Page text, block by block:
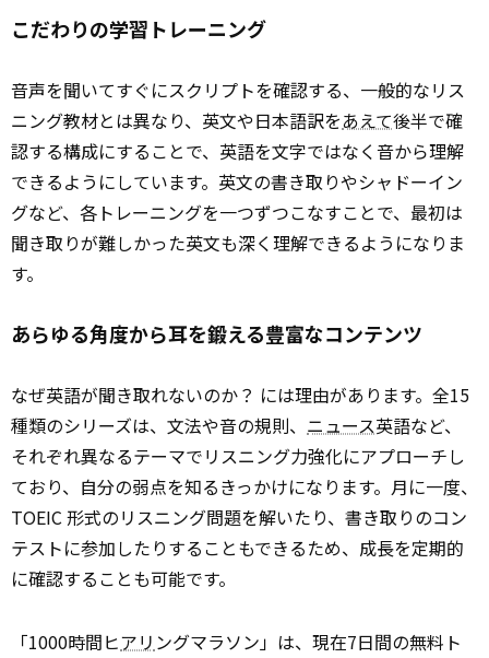
こだわりの学習トレーニング
音声を聞いてすぐにスクリプトを確認する、一般的なリス
ニング教材とは異なり、英文や日本語訳をあえて後半で確
認する構成にすることで、英語を文字ではなく音から理解
できるようにしています。英文の書き取りやシャドーイン
グなど、各トレーニングを一つずつこなすことで、最初は
聞き取りが難しかった英文も深く理解できるようになりま
す。
あらゆる角度から耳を鍛える豊富なコンテンツ
なぜ英語が聞き取れないのか？ には理由があります。全15
種類のシリーズは、文法や音の規則、 ニュース英語など、
それぞれ異なるテーマでリスニング力強化にアプローチし
ており、自分の弱点を知るきっかけになります。月に一度、
TOEIC 形式のリスニング問題を解いたり、書き取りのコン
テストに参加したりすることもできるため、成長を定期的
に確認することも可能です。
「1000時間ヒアリ ングマラソン」は、現在7日間の無料ト